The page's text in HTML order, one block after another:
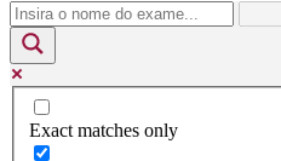
Exact matches only